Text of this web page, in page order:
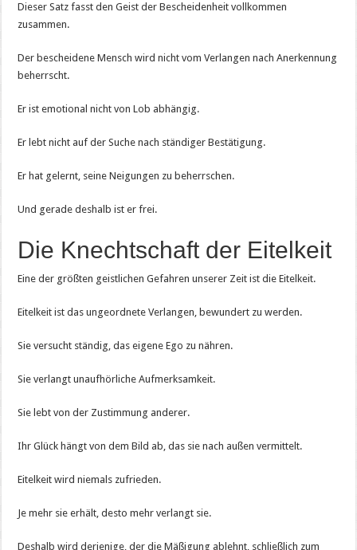
Dieser Satz fasst den Geist der Bescheidenheit vollkommen
zusammen.
Der bescheidene Mensch wird nicht vom Verlangen nach Anerkennung
beherrscht.
Er ist emotional nicht von Lob abhängig.
Er lebt nicht auf der Suche nach ständiger Bestätigung.
Er hat gelernt, seine Neigungen zu beherrschen.
Und gerade deshalb ist er frei.
Die Knechtschaft der Eitelkeit
Eine der größten geistlichen Gefahren unserer Zeit ist die Eitelkeit.
Eitelkeit ist das ungeordnete Verlangen, bewundert zu werden.
Sie versucht ständig, das eigene Ego zu nähren.
Sie verlangt unaufhörliche Aufmerksamkeit.
Sie lebt von der Zustimmung anderer.
Ihr Glück hängt von dem Bild ab, das sie nach außen vermittelt.
Eitelkeit wird niemals zufrieden.
Je mehr sie erhält, desto mehr verlangt sie.
Deshalb wird derjenige, der die Mäßigung ablehnt, schließlich zum